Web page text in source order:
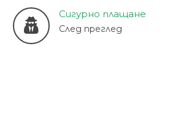
Сигурно плащане
След преглед